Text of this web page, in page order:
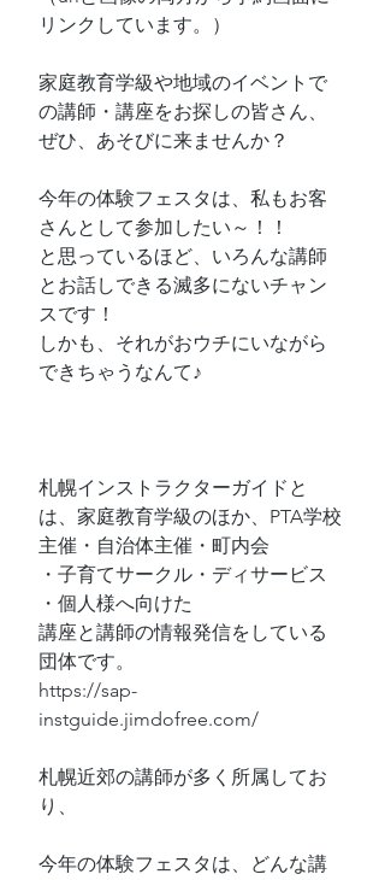
リンクしています。）
家庭教育学級や地域のイベントで
の講師・講座をお探しの皆さん、
ぜひ、あそびに来ませんか？
今年の体験フェスタは、私もお客
さんとして参加したい～！！
と思っているほど、いろんな講師
とお話しできる滅多にないチャン
スです！
しかも、それがおウチにいながら
できちゃうなんて♪
札幌インストラクターガイドと
は、家庭教育学級のほか、PTA学校
主催・自治体主催・町内会
・子育てサークル・ディサービス
・個人様へ向けた
講座と講師の情報発信をしている
団体です。
https://sap-
instguide.jimdofree.com/
札幌近郊の講師が多く所属してお
り、
今年の体験フェスタは、どんな講